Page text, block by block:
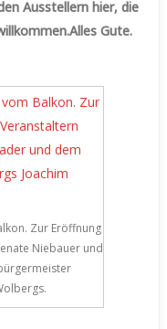
Ausstellern hier, die
Gute.
Zur Eröffnung
Niebauer und